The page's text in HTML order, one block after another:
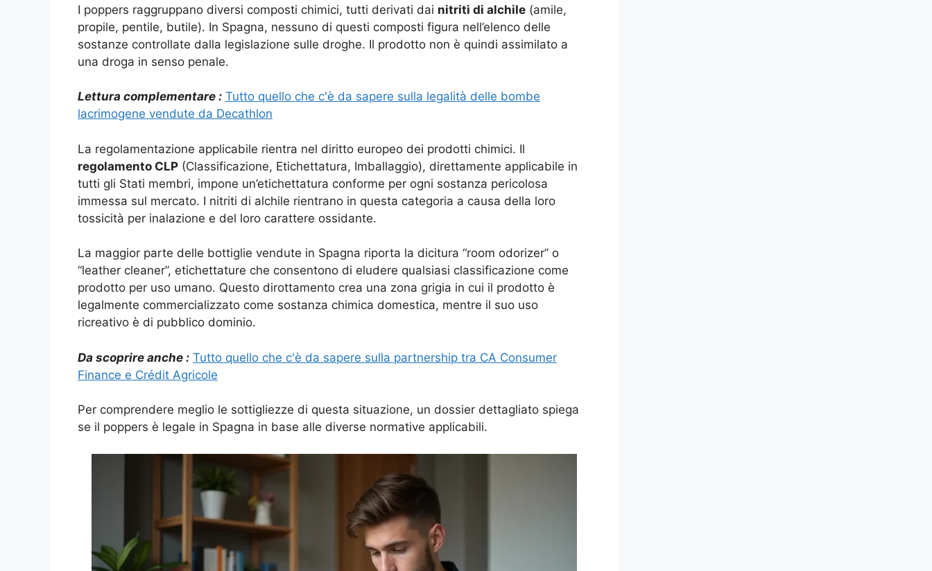
I poppers raggruppano diversi composti chimici, tutti derivati dai nitriti di alchile (amile,
propile, pentile, butile). In Spagna, nessuno di questi composti figura nell’elenco delle
sostanze controllate dalla legislazione sulle droghe. Il prodotto non è quindi assimilato a
una droga in senso penale.
Lettura complementare : Tutto quello che c'è da sapere sulla legalità delle bombe
lacrimogene vendute da Decathlon
La regolamentazione applicabile rientra nel diritto europeo dei prodotti chimici. Il
regolamento CLP (Classificazione, Etichettatura, Imballaggio), direttamente applicabile in
tutti gli Stati membri, impone un’etichettatura conforme per ogni sostanza pericolosa
immessa sul mercato. I nitriti di alchile rientrano in questa categoria a causa della loro
tossicità per inalazione e del loro carattere ossidante.
La maggior parte delle bottiglie vendute in Spagna riporta la dicitura “room odorizer” o
“leather cleaner”, etichettature che consentono di eludere qualsiasi classificazione come
prodotto per uso umano. Questo dirottamento crea una zona grigia in cui il prodotto è
legalmente commercializzato come sostanza chimica domestica, mentre il suo uso
ricreativo è di pubblico dominio.
Da scoprire anche : Tutto quello che c'è da sapere sulla partnership tra CA Consumer
Finance e Crédit Agricole
Per comprendere meglio le sottigliezze di questa situazione, un dossier dettagliato spiega
se il poppers è legale in Spagna in base alle diverse normative applicabili.